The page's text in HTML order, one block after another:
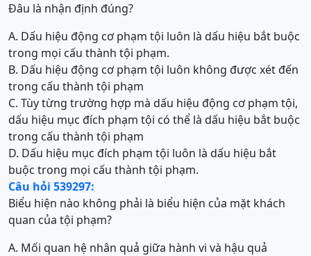
Đâu là nhận định đúng?
A. Dấu hiệu động cơ phạm tội luôn là dấu hiệu bắt buộc
trong mọi cấu thành tội phạm.
B. Dấu hiệu động cơ phạm tội luôn không được xét đến
trong cấu thành tội phạm
C. Tùy từng trường hợp mà dấu hiệu động cơ phạm tội,
dấu hiệu mục đích phạm tội có thể là dấu hiệu bắt buộc
trong cấu thành tội phạm
D. Dấu hiệu mục đích phạm tội luôn là dấu hiệu bắt
buộc trong mọi cấu thành tội phạm.
Câu hỏi 539297:
Biểu hiện nào không phải là biểu hiện của mặt khách
quan của tội phạm?
A. Mối quan hệ nhân quả giữa hành vi và hậu quả